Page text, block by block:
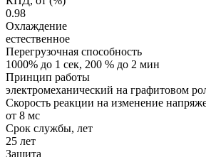
0.98
Охлаждение
естественное
Перегрузочная способность
1000% до 1 сек, 200 % до 2 мин
Принцип работы
электромеханический на графитовом
Скорость реакции на изменение
от 8 мс
Срок службы, лет
25 лет
Защита